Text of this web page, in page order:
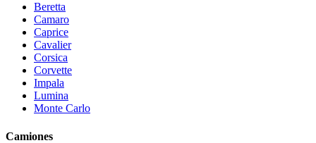
Beretta
Camaro
Caprice
Cavalier
Corsica
Corvette
Impala
Lumina
Monte Carlo
Camiones